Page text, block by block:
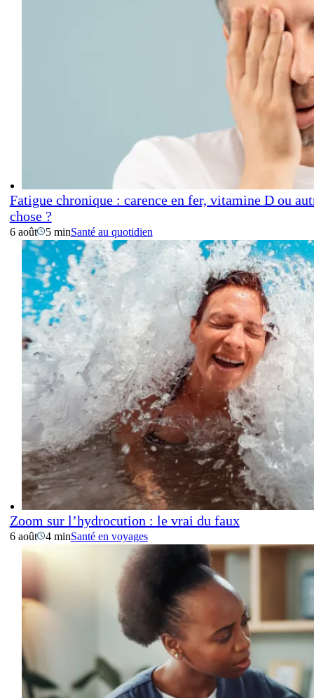
Fatigue chronique : carence en fer, vitamine D ou
chose ?
6 août 5 minSanté au quotidien
Zoom sur l’hydrocution : le vrai du faux
6 août 4 minSanté en voyages